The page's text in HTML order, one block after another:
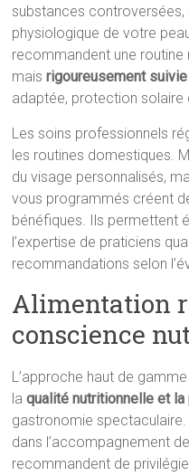
substances controversées,
physiologique de votre
recommandent une routine
maisrigoureusement suivie
adaptée, protection solaire
Les soins professionnels
les routines domestiques.
du visage personnalisés,
vous programmés créent
bénéfiques. Ils permettent
l’expertise de praticiens
recommandations selon
Alimentation
conscience
L’approche haut de
laqualité nutritionnelle et la
gastronomie
dans l’accompagnement
recommandent de